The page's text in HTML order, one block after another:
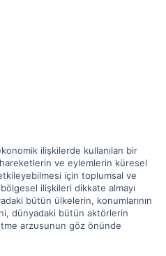
ilişkilerde kullanılan bir
hareketlerin ve eylemlerin küresel
için toplumsal ve
ilişkileri dikkate almayı
bütün ülkelerin, konumlarının
dünyadaki bütün aktörlerin
arzusunun göz önünde